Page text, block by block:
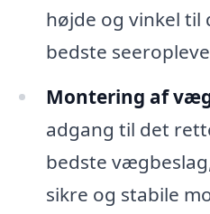
højde og vinkel til
bedste
Montering af
adgang til det
bedste
sikre og stabile